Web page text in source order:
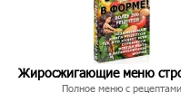
Жиросжигающие меню
Полное меню с рецептами